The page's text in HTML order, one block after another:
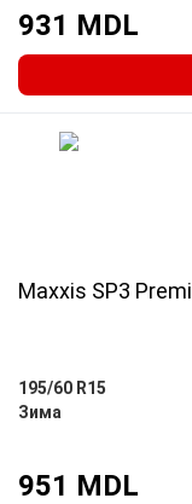
931 MDL
Maxxis SP3
195/60 R15
Зима
951 MDL